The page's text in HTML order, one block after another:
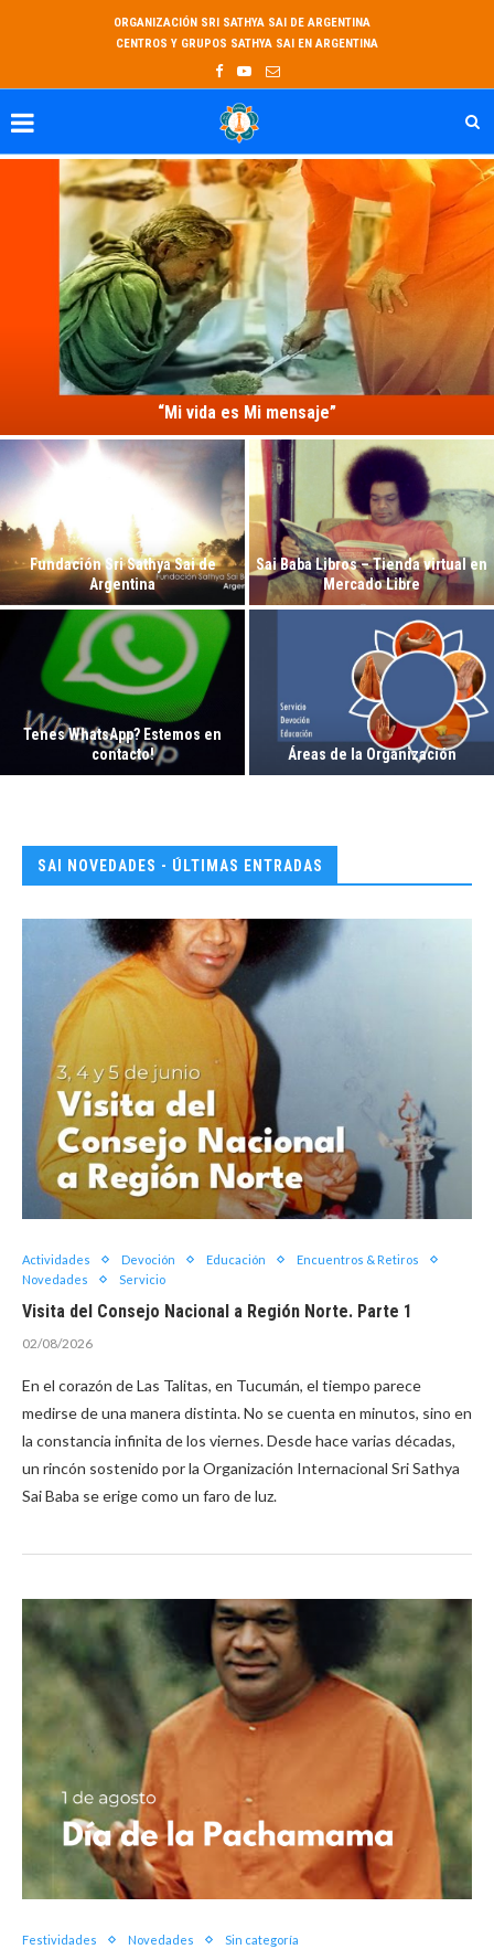
ORGANIZACIÓN SRI SATHYA SAI DE ARGENTINA
CENTROS Y GRUPOS SATHYA SAI EN ARGENTINA
“Mi vida es Mi mensaje”
Fundación Sri Sathya Sai de
Argentina
Sai Baba Libros – Tienda virtual en
Mercado Libre
Tenes WhatsApp? Estemos en
contacto!
Áreas de la Organización
SAI NOVEDADES - ÚLTIMAS ENTRADAS
Actividades Devoción Educación
Encuentros & Retiros
Novedades
Servicio
Visita del Consejo Nacional a Región Norte. Parte 1
02/08/2026
En el corazón de Las Talitas, en Tucumán, el tiempo parece
medirse de una manera distinta. No se cuenta en minutos, sino en
la constancia infinita de los viernes. Desde hace varias décadas,
un rincón sostenido por la Organización Internacional Sri Sathya
Sai Baba se erige como un faro de luz.
Festividades Novedades Sin categoría